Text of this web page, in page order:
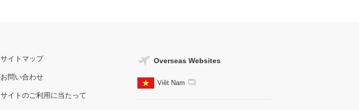
サイトマップ
お問い合わせ
サイトのご利用に当たって
Overseas Websites
Viêt Nam